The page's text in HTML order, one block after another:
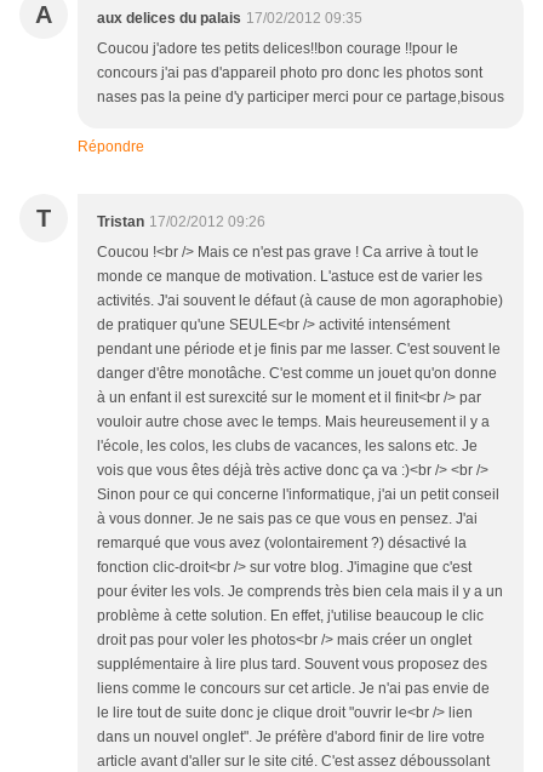
A aux delices du palais 17/02/2012 09:35
Coucou j'adore tes petits delices!!bon courage !!pour le
concours j'ai pas d'appareil photo pro donc les photos sont
nases pas la peine d'y participer merci pour ce partage,bisous
Répondre
T Tristan 17/02/2012 09:26
Coucou !<br /> Mais ce n'est pas grave ! Ca arrive à tout le
monde ce manque de motivation. L'astuce est de varier les
activités. J'ai souvent le défaut (à cause de mon agoraphobie)
de pratiquer qu'une SEULE<br /> activité intensément
pendant une période et je finis par me lasser. C'est souvent le
danger d'être monotâche. C'est comme un jouet qu'on donne
à un enfant il est surexcité sur le moment et il finit<br /> par
vouloir autre chose avec le temps. Mais heureusement il y a
l'école, les colos, les clubs de vacances, les salons etc. Je
vois que vous êtes déjà très active donc ça va :)<br /> <br />
Sinon pour ce qui concerne l'informatique, j'ai un petit conseil
à vous donner. Je ne sais pas ce que vous en pensez. J'ai
remarqué que vous avez (volontairement ?) désactivé la
fonction clic-droit<br /> sur votre blog. J'imagine que c'est
pour éviter les vols. Je comprends très bien cela mais il y a un
problème à cette solution. En effet, j'utilise beaucoup le clic
droit pas pour voler les photos<br /> mais créer un onglet
supplémentaire à lire plus tard. Souvent vous proposez des
liens comme le concours sur cet article. Je n'ai pas envie de
le lire tout de suite donc je clique droit "ouvrir le<br /> lien
dans un nouvel onglet". Je préfère d'abord finir de lire votre
article avant d'aller sur le site cité. C'est assez déboussolant